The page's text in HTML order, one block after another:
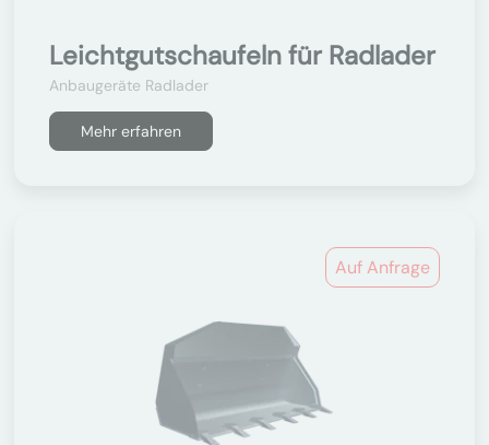
Leichtgutschaufeln für Radlader
Anbaugeräte Radlader
Mehr erfahren
Auf Anfrage